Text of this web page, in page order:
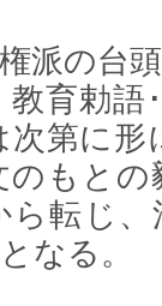
派の台
育勅語
次第に
のもと
ら転じ
なる。